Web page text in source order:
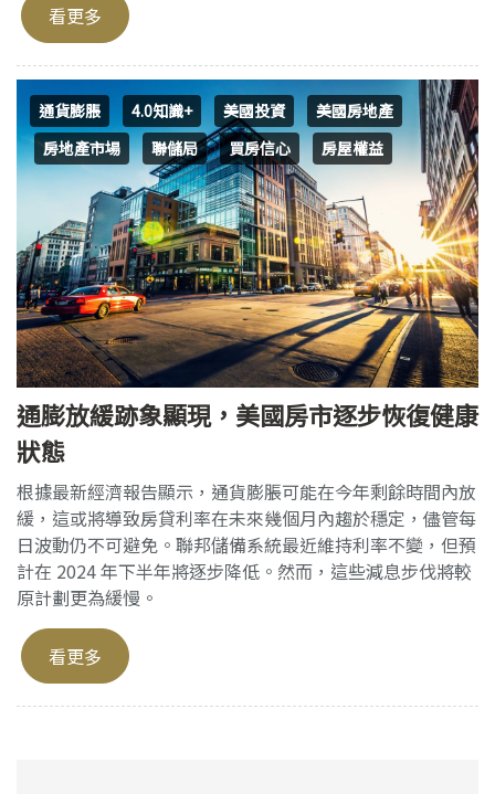
看更多
通貨膨脹 4.0知識+ 美國投資
美國房地產
房地產市場
聯儲局 買房信心 房屋權益
通膨放緩跡象顯現，美國房市逐步恢復健康
狀態
根據最新經濟報告顯示，通貨膨脹可能在今年剩餘時間內放
緩，這或將導致房貸利率在未來幾個月內趨於穩定，儘管每
日波動仍不可避免。聯邦儲備系統最近維持利率不變，但預
計在 2024 年下半年將逐步降低。然而，這些減息步伐將較
原計劃更為緩慢。
看更多